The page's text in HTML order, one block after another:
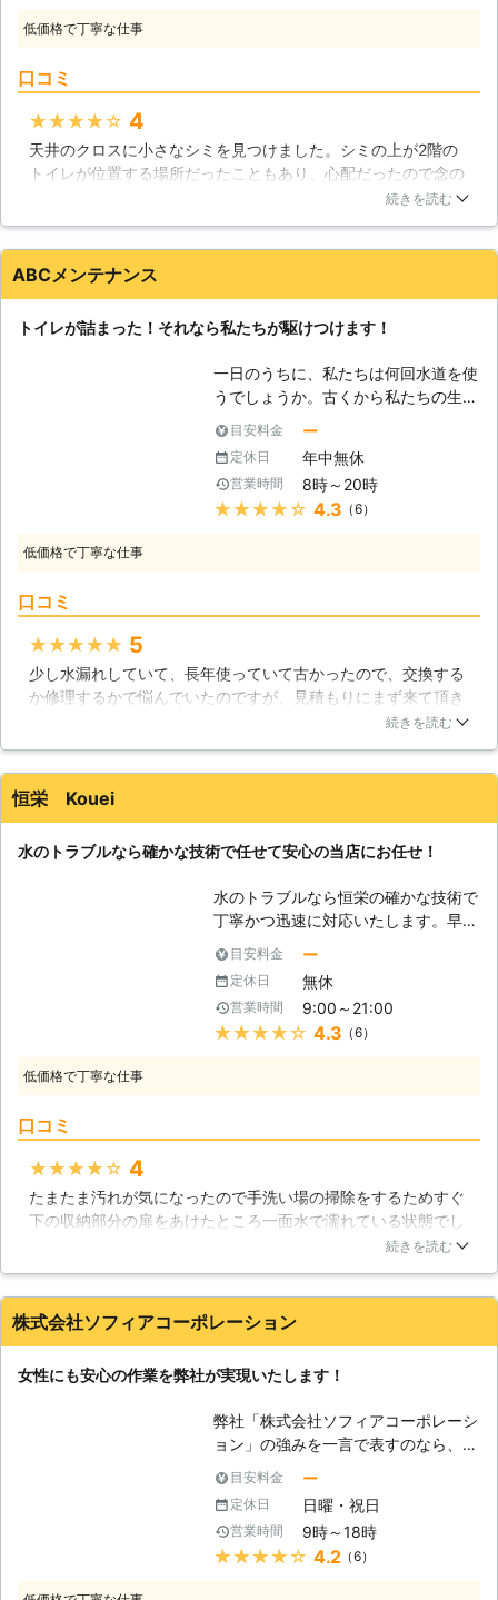
出しっぱなしにしたせいで、下階に損
害を与えてしまったケースがあるので
す。最終的に、水漏れを起こした本人
に賠償責任を支払ったことで解決しま
した。ですが、こういったケースを避
お待ちしてます】 当社は忙しければ
忙しいほど、やる気を保てると言って
も過言ではありません。お客様がご安
心くだされば、それだけで充分なので
す。水道水漏れはご自身では対処しき
れないことが大抵なので、NKサービ
スまで是非ご用命ください。当スタッ
フが親しみのある笑顔で対応致しま
す。どうぞ、NKサービスをよろしく
低価格で丁寧な仕事
口コミ
★★★★★ 4
天井のクロスに小さなシミを見つけました。シミの上が2階の
トイレが位置する場所だったこともあり、心配だったので念の
ためNKサービスさんに調査してもらいました。調べてもらう
もらえたので、わかりやすかったです。親切に対応してもらえ
て助かりました。
兵庫県 尼崎市 2016年12月31日
続きを読む
ABCメンテナンス
トイレが詰まった！それなら私たちが駆けつけます！
一日のうちに、私たちは何回水道を使
うでしょうか。古くから私たちの生活
に必要不可欠だった「水」。それは今
でも変わりなく、家庭で一人が一日に
使用する水の量は300リットルにも及
ぶと言われています。その中でも大き
な割合を占めるのが、トイレでの水の
イレだけに、その故障も頻繁に発生し
ています。トイレを詰まらせてしまっ
た経験は、多くの人が体験しているの
ではないでしょうか。トイレ詰まりの
原因のほとんどは、排水部分に物が詰
ない理由もそこにあります。なぜな
ら、ティッシュペーパーは水に溶けな
いのです。水に溶けるトイレットペー
パーや掃除用シートでさえ、大量に流
せばトイレ詰まりの原因になりかねま
せん。 【詰まってしまったら】 見え
ない詰まりを流そうと、さらに水を流
そうとしがちです。しかし、これは逆
効果です。場合によっては、水が漏れ
んにしても、無理な修理は事態を悪化
「ABCメンテナンス」をお呼びくださ
い。
目安料金 ー
定休日 年中無休
営業時間 8時～20時
★★★★★ 4.3 （6）
低価格で丁寧な仕事
口コミ
★★★★★ 5
少し水漏れしていて、長年使っていて古かったので、交換する
か修理するかで悩んでいたのですが、見積もりにまず来て頂き
ました。気に入った洗面台もあり、説明もすごく分かりやす
っぱり私たちではできないですね。
大阪府 東大阪市 2016年11月30日
続きを読む
恒栄 Kouei
水のトラブルなら確かな技術で任せて安心の当店にお任せ！
水のトラブルなら恒栄の確かな技術で
丁寧かつ迅速に対応いたします。早
朝・深夜でも対応できるよう、24時
間無休で対応しております。お客さま
に喜んでいただけるように、全力で
日々業務をおこなっております。どう
ぞお気軽にご連絡ください。 【水漏
ない場所の水漏れは分かりにくりくい
ところです。症状でいうのならば、水
が止まらない・溢れたなどは分かりや
すく、じわじわと浸み出しているもの
は分かりにくいと言えます。分かりに
くい水漏れの場合は、気づかないこと
して放置してしまうことが多いです。
しかし、放置した結果待っているの
は、予想以上の水道費の出費です。床
や壁が湿っている、雨が降っている訳
でもないのに、いつも同じ場所が湿っ
ているなどといった、いつもと違った
異変に気付いた時には、放置せずに当
店までご相談ください。水漏れを発見
したら、修理する前に水漏れ箇所近く
目安料金 ー
定休日 無休
営業時間 9:00～21:00
★★★★★ 4.3 （6）
低価格で丁寧な仕事
口コミ
★★★★★ 4
たまたま汚れが気になったので手洗い場の掃除をするためすぐ
下の収納部分の扉をあけたところ一面水で濡れている状態でし
た。いつから水漏れが起きていたのか全く気づいていなかった
っていたところ恒栄さんを見つけ引き受けてもらうことができ
ました。さすがプロ、素早く水漏れ修理してもらうことがで
続きを読む
株式会社ソフィアコーポレーション
女性にも安心の作業を弊社が実現いたします！
弊社「株式会社ソフィアコーポレーシ
ョン」の強みを一言で表すのなら、
「女性の力」でしょうか。弊社の作業
スタッフは主に女性で構成され、女性
らしいきめ細やかなサービスをご提供
させていただきます。もちろん、技術
面でもご安心ください。厳しい研修と
目安料金 ー
定休日 日曜・祝日
営業時間 9時～18時
★★★★★ 4.2 （6）